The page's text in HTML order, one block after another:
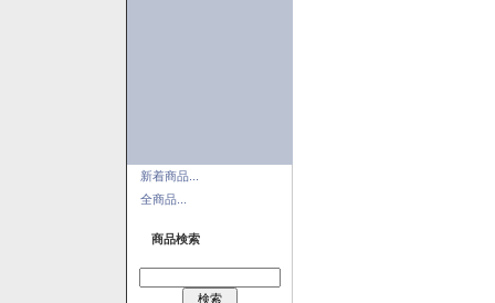
新着商品...
全商品...
商品検索